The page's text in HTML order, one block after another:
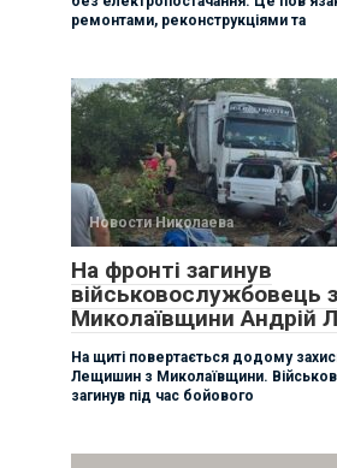
ремонтами, реконструкціями та
Новости Николаева
На фронті загинув
військовослужбовець з
Миколаївщини Андрій
На щиті повертається додому
Лещишин з Миколаївщини.
загинув під час бойового